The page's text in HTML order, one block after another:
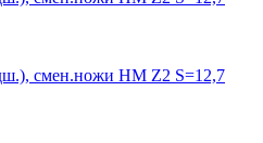
смен.ножи HM Z2 S=12,7